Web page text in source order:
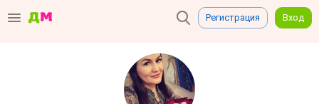
Регистрация Вход